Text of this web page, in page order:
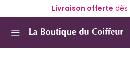
Livraison offerte dès